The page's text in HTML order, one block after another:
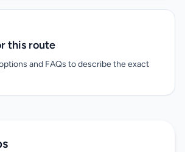
this route
and FAQs to describe the exact